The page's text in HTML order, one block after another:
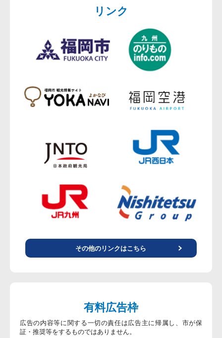
リンク
その他のリンクはこちら
有料広告枠
広告の内容等に関する一切の責任は広告主に帰属し、市が保
証・推奨等をするものではありません。